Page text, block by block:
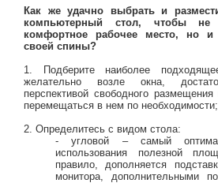
Как же удачно выбрать и
компьютерный стол, чтобы не
комфортное рабочее место, но и
своей спины?
1. Подберите наиболее
желательно возле окна,
перспективой свободного
перемещаться в нем по необходимости;
2. Определитесь с видом стола:
- угловой – самый
использования полезной
правило, дополняется
монитора, дополнительными